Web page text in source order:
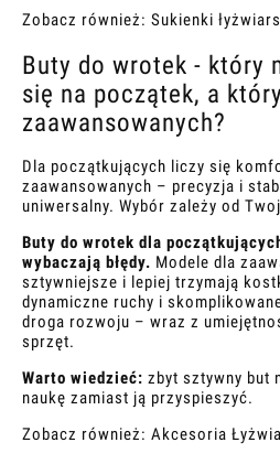
Zobacz również: Sukienki
Buty do wrotek - który
się na początek, a
zaawansowanych?
Dla początkujących liczy się
zaawansowanych – precyzja i
uniwersalny. Wybór zależy od
Buty do wrotek dla
wybaczają błędy. Modele dla
sztywniejsze i lepiej trzymają
dynamiczne ruchy i
droga rozwoju – wraz z
sprzęt.
Warto wiedzieć: zbyt sztywny but
naukę zamiast ją przyspieszyć.
Zobacz również: Akcesoria